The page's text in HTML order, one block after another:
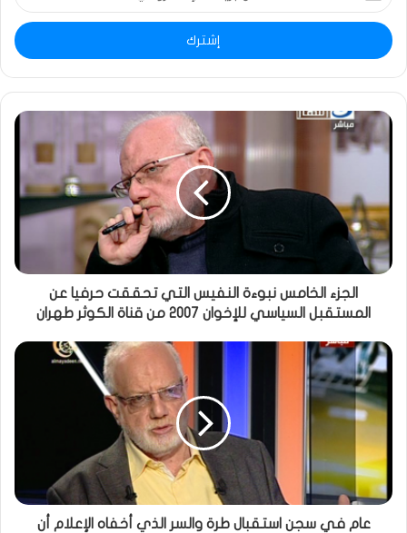
بريدك
الإلكتروني
الجزء الخامس نبوءة النفيس التي تحققت حرفيا عن
المستقبل السياسي للإخوان 2007 من قناة الكوثر طهران
عام في سجن استقبال طرة والسر الذي أخفاه الإعلام أن